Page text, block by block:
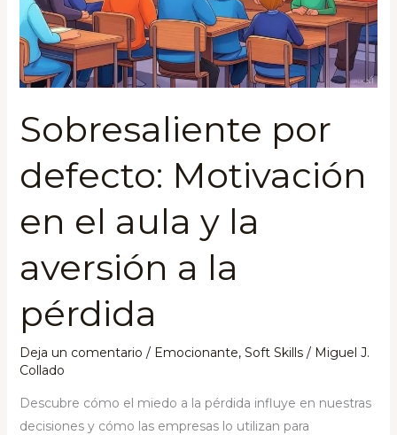
Sobresaliente por
defecto: Motivación
en el aula y la
aversión a la
pérdida
Deja un comentario / Emocionante, Soft Skills/ Miguel J.
Collado
Descubre cómo el miedo a la pérdida influye en nuestras
decisiones y cómo las empresas lo utilizan para
la
aversión
a
la